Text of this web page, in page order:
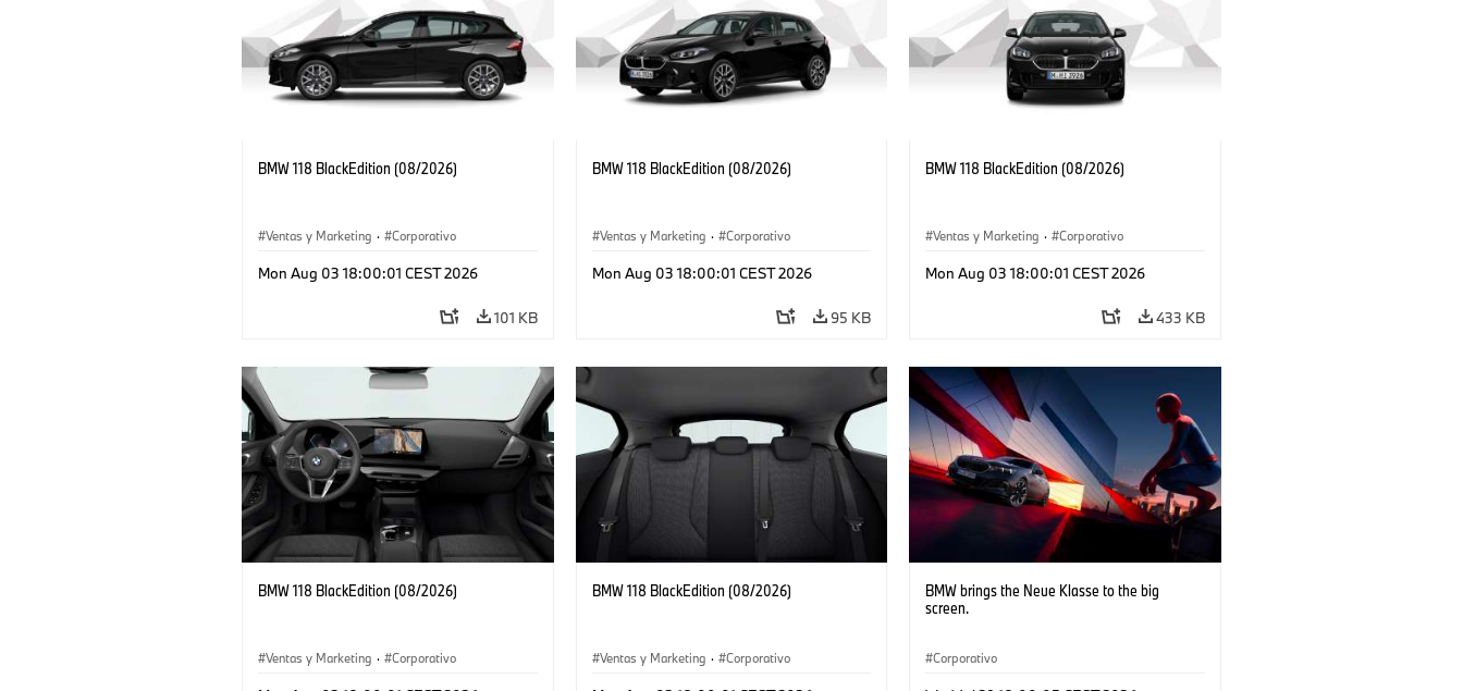
BMW 118 BlackEdition (08/2026)
Ventas y Marketing · Corporativo
Mon Aug 03 18:00:01 CEST 2026
101 KB
BMW 118 BlackEdition (08/2026)
Ventas y Marketing · Corporativo
Mon Aug 03 18:00:01 CEST 2026
95 KB
BMW 118 BlackEdition (08/2026)
Ventas y Marketing · Corporativo
Mon Aug 03 18:00:01 CEST 2026
433 KB
BMW 118 BlackEdition (08/2026)
Ventas y Marketing · Corporativo
BMW 118 BlackEdition (08/2026)
Ventas y Marketing · Corporativo
BMW brings the Neue Klasse to the big
screen.
Corporativo